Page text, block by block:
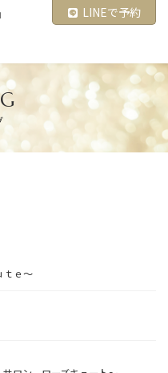
LINEで予約
ｔｅ～